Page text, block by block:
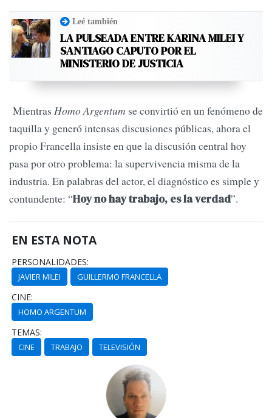
Leé también
LA PULSEADA ENTRE KARINA MILEI Y
SANTIAGO CAPUTO POR EL
MINISTERIO DE JUSTICIA
Mientras Homo Argentum se convirtió en un fenómeno de
taquilla y generó intensas discusiones públicas, ahora el
propio Francella insiste en que la discusión central hoy
pasa por otro problema: la supervivencia misma de la
industria. En palabras del actor, el diagnóstico es simple y
contundente: “Hoy no hay trabajo, es la verdad”.
EN ESTA NOTA
PERSONALIDADES:
JAVIER MILEI GUILLERMO FRANCELLA
CINE:
HOMO ARGENTUM
TEMAS:
CINE TRABAJO TELEVISIÓN